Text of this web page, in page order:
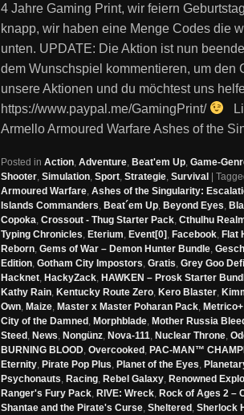
4 Jahre Gaming Print, wir feiern
knapp, wir haben eine Menge Codes die
unten. UPDATE: Die Aktion ist nun
dem Wunschspiel kommentieren, um
unsere Aktionen und du möchtest uns
https://www.paypal.me/GamingPrint/
Armello Armoured Warfare Ashes of the
Posted in Action, Adventure, Beat'em Up, Game-
Shooter, Simulation, Sport, Strategie, Survival |
Armoured Warfare, Ashes of the Singularity:
Islands Commanders, Beat´em Up, Beyond Eyes,
Copoka, Crossout - Thug Starter Pack, Cthulhu
Typing Chronicles, Eterium, Event[0], Facebook, Flat
Reborn, Gems of War – Demon Hunter Bundle,
Edition, Gotham City Impostors, Gratis, Grey Goo
Hacknet, HackyZack, HAWKEN – Prosk Starter
Kathy Rain, Kentucky Route Zero, Kero Blaster,
Own, Maize, Master x Master Poharan Pack, Metrico+
City of the Damned, Morphblade, Mother Russia
Steed, News, Nongünz, Nova-111, Nuclear Throne,
BURNING BLOOD, Overcooked, PAC-MAN™
Eternity, Pirate Pop Plus, Planet of the Eyes,
Psychonauts, Racing, Rebel Galaxy, Renowned
Ranger's Fury Pack, RIVE: Wreck, Rock of Ages 2 –
Shantae and the Pirate's Curse, Sheltered, Sherlock